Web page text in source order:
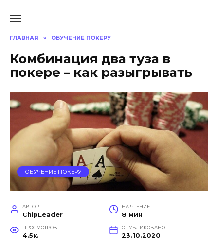
ГЛАВНАЯ » ОБУЧЕНИЕ ПОКЕРУ
Комбинация два туза в
покере – как разыгрывать
ОБУЧЕНИЕ ПОКЕРУ
АВТОР
ChipLeader
НА ЧТЕНИЕ
8 мин
ПРОСМОТРОВ
4.5к.
ОПУБЛИКОВАНО
23.10.2020